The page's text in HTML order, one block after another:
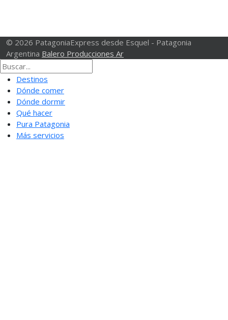
© 2026 PatagoniaExpress desde Esquel - Patagonia
Argentina Balero Producciones Ar
Destinos
Dónde comer
Dónde dormir
Qué hacer
Pura Patagonia
Más servicios